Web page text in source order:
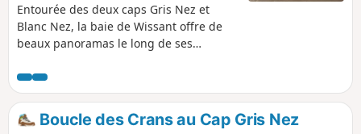
Entourée des deux caps Gris Nez et
Blanc Nez, la baie de Wissant offre de
beaux panoramas le long de ses
Boucle des Crans au Cap Gris Nez